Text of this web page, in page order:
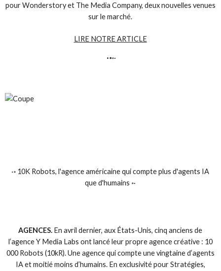
pour Wonderstory et The Media Company, deux nouvelles venues
sur le marché.
LIRE NOTRE ARTICLE
·॰॰·
·॰ 10K Robots, l'agence américaine qui compte plus d'agents IA
que d'humains ॰·
AGENCES. En avril dernier, aux États-Unis, cinq anciens de
l’agence Y Media Labs ont lancé leur propre agence créative : 10
000 Robots (10kR). Une agence qui compte une vingtaine d’agents
IA et moitié moins d’humains. En exclusivité pour Stratégies,